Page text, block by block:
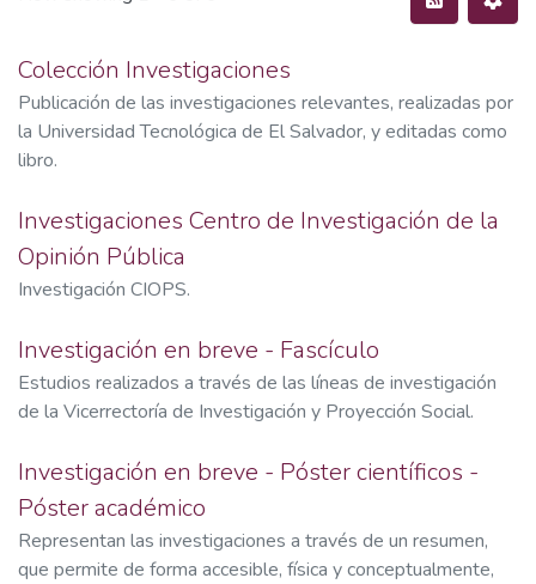
Colección Investigaciones
Publicación de las investigaciones relevantes, realizadas por
la Universidad Tecnológica de El Salvador, y editadas como
libro.
Investigaciones Centro de Investigación de la
Opinión Pública
Investigación CIOPS.
Investigación en breve - Fascículo
Estudios realizados a través de las líneas de investigación
de la Vicerrectoría de Investigación y Proyección Social.
Investigación en breve - Póster científicos -
Póster académico
Representan las investigaciones a través de un resumen,
que permite de forma accesible, física y conceptualmente,